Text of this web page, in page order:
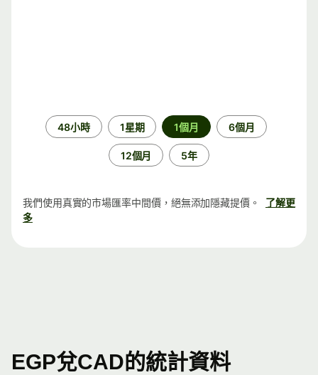
48小時 1星期 1個月 6個月
12個月 5年
我們使用真實的市場匯率中間價，絕無添加隱藏提價。
了解更
多
EGP兌CAD的統計資料